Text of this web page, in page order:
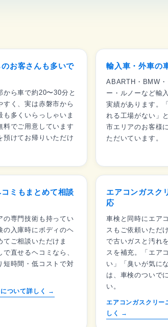
お客さんも多いで
から車で約20〜30分と
すく、実は赤磐市から
も多くいらっしゃいま
料でご用意しています
預けてお帰りいただけ
輸入車・外車の
ABARTH・BMW
ー・ルノーなど輸
実績があります。
れる工場がない」
市エリアのお客様
ただいています。
ミもまとめて相談
の専門技術も持ってい
の入庫時にボディのヘ
てご相談いただけま
直せるヘコミなら、
短時間・低コストで対
ついて詳しく →
エアコンガスク
応
車検と同時にエア
スもご依頼いただ
で古いガスと汚れ
スを補充。「エア
い」「臭いが気に
は、車検のついで
い。
エアコンガスクリー
しく →